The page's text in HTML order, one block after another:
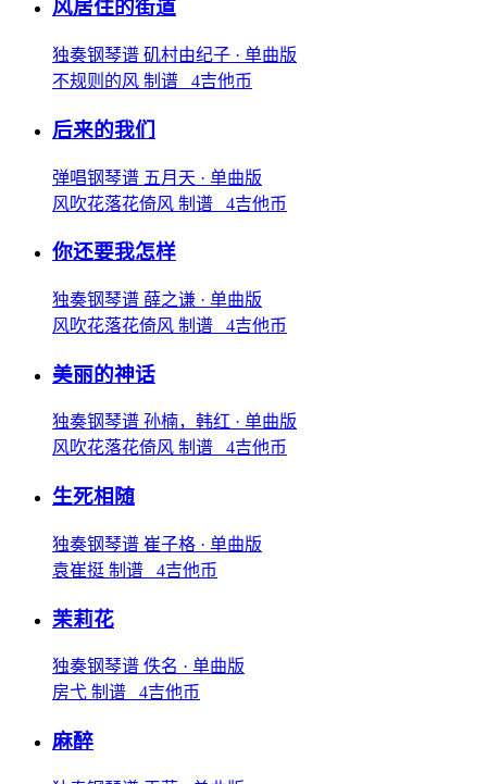
风居住的街道
独奏钢琴谱 矶村由纪子 · 单曲版
不规则的风 制谱 4吉他币
后来的我们
弹唱钢琴谱 五月天 · 单曲版
风吹花落花倚风 制谱 4吉他币
你还要我怎样
独奏钢琴谱 薛之谦 · 单曲版
风吹花落花倚风 制谱 4吉他币
美丽的神话
独奏钢琴谱 孙楠，韩红 · 单曲版
风吹花落花倚风 制谱 4吉他币
生死相随
独奏钢琴谱 崔子格 · 单曲版
袁崔挺 制谱 4吉他币
茉莉花
独奏钢琴谱 佚名 · 单曲版
房弋 制谱 4吉他币
麻醉